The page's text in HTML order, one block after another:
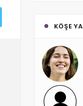
KÖŞE